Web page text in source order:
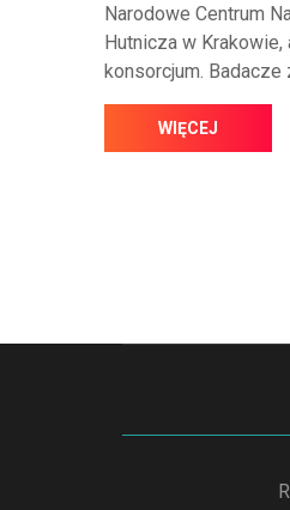
Narodowe Centrum
Hutnicza w
konsorcjum.
WIĘCEJ